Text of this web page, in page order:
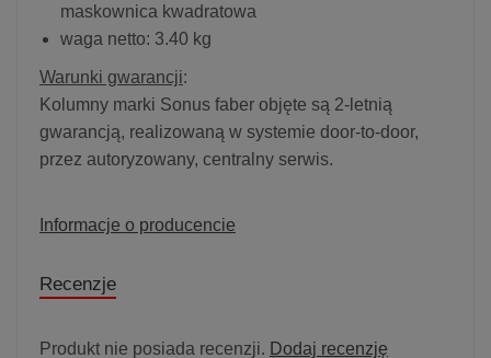
maskownica kwadratowa
waga netto: 3.40 kg
Warunki gwarancji:
Kolumny marki Sonus faber objęte są 2-letnią
gwarancją, realizowaną w systemie door-to-door,
przez autoryzowany, centralny serwis.
Informacje o producencie
Recenzje
Produkt nie posiada recenzji. Dodaj recenzję